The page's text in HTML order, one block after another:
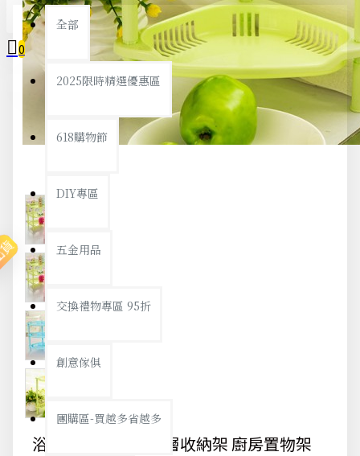
全部
2025限時精選優惠區
618購物節
DIY專區
五金用品
交換禮物專區 95折
創意傢俱
團購區-買越多省越多
0
您的購物車內沒有商品！
浴室置物架 塑膠三層收納架 廚房置物架